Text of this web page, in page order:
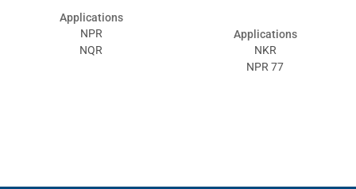
Applications
NPR
NQR
Applications
NKR
NPR 77